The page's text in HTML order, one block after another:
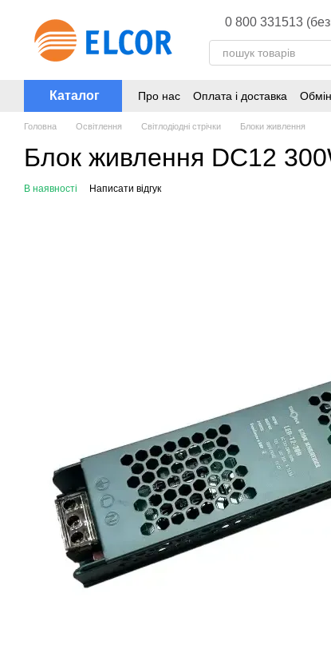
0 800 331513
Каталог Про нас Оплата і доставка
Головна Освітлення Світлодіодні стрічки Блоки живлення
Блок живлення DC12
В наявності Написати відгук